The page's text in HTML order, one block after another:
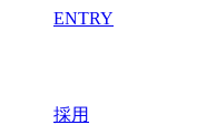
ENTRY
採用